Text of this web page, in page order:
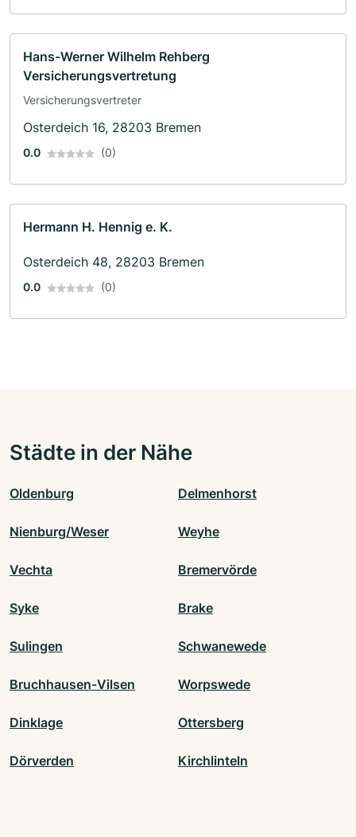
Hans-Werner Wilhelm Rehberg
Versicherungsvertretung
Versicherungsvertreter
Osterdeich 16, 28203 Bremen
0.0 (0)
Hermann H. Hennig e. K.
Osterdeich 48, 28203 Bremen
0.0 (0)
Städte in der Nähe
Oldenburg Delmenhorst
Nienburg/Weser Weyhe
Vechta Bremervörde
Syke Brake
Sulingen Schwanewede
Bruchhausen-Vilsen Worpswede
Dinklage Ottersberg
Dörverden Kirchlinteln